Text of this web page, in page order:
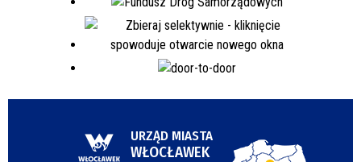
URZĄD MIASTA
WŁOCŁAWEK